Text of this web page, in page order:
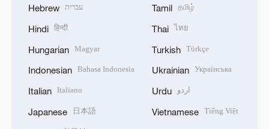
Hebrew עברית
Hindi हिन्दी
Hungarian Magyar
Indonesian Bahasa Indonesia
Italian Italiano
Japanese 日本語
Tamil தமிழ்
Thai ไทย
Turkish Türkçe
Ukrainian Українська
Urdu اردو
Vietnamese Tiếng Việt